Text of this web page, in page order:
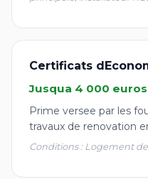
Certificats
Jusqua 4 000 euros
Prime versee par les
travaux de renovation
Conditions : Logement